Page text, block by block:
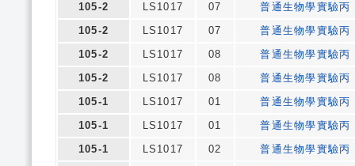
105-2
LS1017 07
普通生物學實驗丙
105-2
LS1017 07
普通生物學實驗丙
105-2
LS1017 08
普通生物學實驗丙
105-2
LS1017 08
普通生物學實驗丙
105-1
LS1017 01
普通生物學實驗丙
105-1
LS1017 01
普通生物學實驗丙
105-1
LS1017 02
普通生物學實驗丙